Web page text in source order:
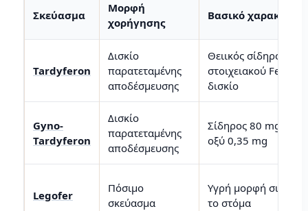
Σκεύασμα
Μορφή
χορήγησης
Βασικό
Tardyferon
Δισκίο
παρατεταμένης
αποδέσμευσης
Θειικός σίδηρος,
στοιχειακού Fe
δισκίο
Gyno-
Tardyferon
Δισκίο
παρατεταμένης
αποδέσμευσης
Σίδηρος 80 mg +
οξύ 0,35 mg
Legofer
Πόσιμο
σκεύασμα
Υγρή μορφή
το στόμα